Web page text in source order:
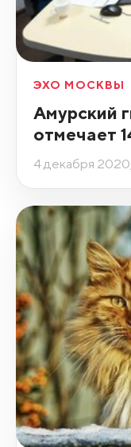
ЭХО МОСКВЫ
Амурский
отмечает
4 декабря